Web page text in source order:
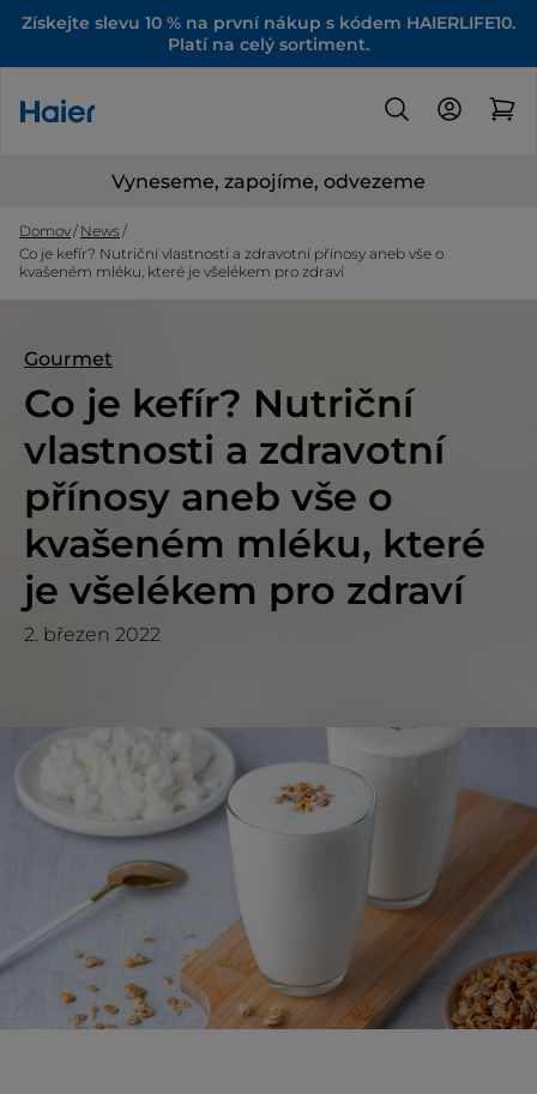
Získejte slevu 10 % na první nákup s kódem HAIERLIFE10.
Platí na celý sortiment.
Vyneseme, zapojíme, odvezeme
Domov News
Co je kefír? Nutriční vlastnosti a zdravotní přínosy aneb vše o
kvašeném mléku, které je všelékem pro zdraví
Gourmet
Co je kefír? Nutriční
vlastnosti a zdravotní
přínosy aneb vše o
kvašeném mléku, které
je všelékem pro zdraví
2. březen 2022